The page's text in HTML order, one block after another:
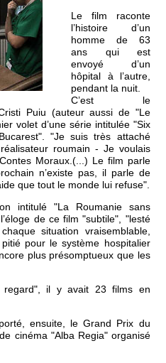
Le film raconte
l’histoire d’un
homme de 63
ans qui est
envoyé d’un
hôpital à l’autre,
pendant la nuit.
C’est le
Puiu (auteur aussi de "Le
volet d’une série intitulée "Six
"Je suis très attaché
roumain - Je voulais
Moraux.(...) Le film parle
n’existe pas, il parle de
que tout le monde lui refuse".
intitulé "La Roumanie sans
de ce film "subtile", "lesté
situation vraisemblable,
pour le système hospitalier
plus présomptueux que les
regard", il y avait 23 films en
ensuite, le Grand Prix du
cinéma "Alba Regia" organisé